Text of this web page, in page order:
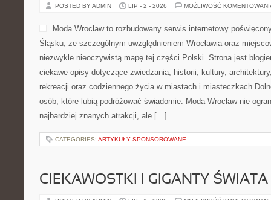
POSTED BY ADMIN LIP - 2 - 2026 MOŻLIWOŚĆ
Moda Wrocław to rozbudowany serwis internetowy
Śląsku, ze szczególnym uwzględnieniem Wrocławia oraz
niezwykle nieoczywistą mapę tej części Polski. Strona jest
ciekawe opisy dotyczące zwiedzania, historii, kultury,
rekreacji oraz codziennego życia w miastach i miasteczkach
osób, które lubią podróżować świadomie. Moda Wrocław nie
najbardziej znanych atrakcji, ale […]
CATEGORIES: ARTYKUŁY SPONSOROWANE
CIEKAWOSTKI I GIGANTY ŚWIATA